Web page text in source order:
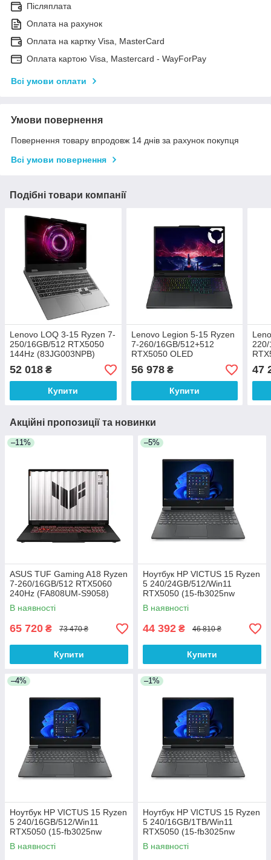
Післяплата
Оплата на рахунок
Оплата на картку Visa, MasterCard
Оплата картою Visa, Mastercard - WayForPay
Всі умови оплати
Умови повернення
Повернення товару впродовж 14 днів за рахунок покупця
Всі умови повернення
Подібні товари компанії
Lenovo LOQ 3-15 Ryzen 7-
250/16GB/512 RTX5050
144Hz (83JG003NPB)
52 018 ₴
Купити
Lenovo Legion 5-15 Ryzen
7-260/16GB/512+512
RTX5050 OLED
(83M00023PB)
56 978₴
Купити
220/
47
Акційні пропозиції та новинки
–11%
ASUS TUF Gaming A18 Ryzen
7-260/16GB/512 RTX5060
240Hz (FA808UM-S9058)
В наявності
65 720 ₴ 73 470 ₴
Купити
–5%
Ноутбук HP VICTUS 15 Ryzen
5 240/24GB/512/Win11
RTX5050 (15-fb3025nw
(C38YWEA))
В наявності
44 392 ₴ 46 810 ₴
Купити
–4%
Ноутбук HP VICTUS 15 Ryzen
5 240/16GB/512/Win11
RTX5050 (15-fb3025nw
(C38YWEA))
В наявності
–1%
Ноутбук HP VICTUS 15 Ryzen
5 240/16GB/1TB/Win11
RTX5050 (15-fb3025nw
(C38YWEA))
В наявності